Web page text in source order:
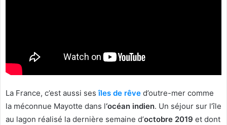
La France, c’est aussi sesîles de rêve d’outre-mer comme
la méconnue Mayotte dans l‘océan indien. Un séjour sur l’île
au lagon réalisé la dernière semaine d’octobre 2019 et dont